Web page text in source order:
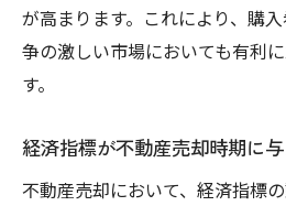
が高まります。これにより、購
争の激しい市場においても有利
す。
経済指標が不動産売却時期に
不動産売却において、経済指標